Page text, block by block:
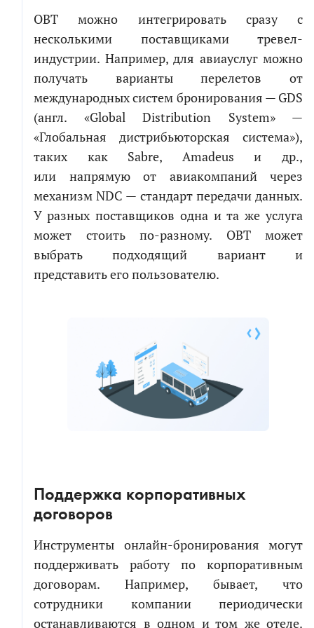
OBT можно интегрировать сразу с
несколькими поставщиками тревел-
индустрии. Например, для авиауслуг можно
получать варианты перелетов от
международных систем бронирования — GDS
(англ. «Global Distribution System» —
«Глобальная дистрибьюторская система»),
таких как Sabre, Amadeus и др.,
или напрямую от авиакомпаний через
механизм NDC — стандарт передачи данных.
У разных поставщиков одна и та же услуга
может стоить по-разному. OBT может
выбрать подходящий вариант и
представить его пользователю.
Поддержка корпоративных
договоров
Инструменты онлайн-бронирования могут
поддерживать работу по корпоративным
договорам. Например, бывает, что
сотрудники компании периодически
останавливаются в одном и том же отеле.
Электронная
почта
Новый проект Развитие проекта
Расскажите
свою
ПРИКРЕПИТЬ БРИФ ИЛИ ТЗ
Я соглашаюсь на обработку персональных
данных в соответствии сполитикой обработки
персональных данных
Я согласен на получение информационных и
почта
СКАЧАТЬ
Я соглашаюсь на обработку персональных
данных в соответствии сполитикой обработки
персональных данных
Я согласен на получение информационных и
рекламных сообщений